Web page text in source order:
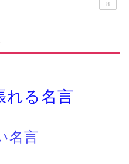
8
れる名言
名言